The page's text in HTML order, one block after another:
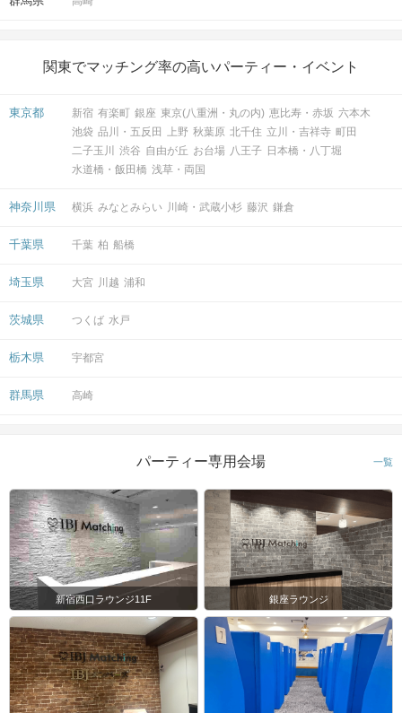
関東でマッチング率の高いパーティー・イベント
東京都 新宿 有楽町 銀座 東京(八重洲・丸の内) 恵比寿・赤坂 六本木
池袋 品川・五反田 上野 秋葉原 北千住 立川・吉祥寺 町田
二子玉川
渋谷 自由が丘 お台場 八王子 日本橋・八丁堀
水道橋・飯田橋 浅草・両国
神奈川県 横浜 みなとみらい 川崎・武蔵小杉 藤沢 鎌倉
千葉県 千葉 柏 船橋
埼玉県 大宮 川越 浦和
茨城県 つくば 水戸
栃木県 宇都宮
群馬県 高崎
パーティー専用会場 一覧
新宿西口ラウンジ11F 銀座ラウンジ